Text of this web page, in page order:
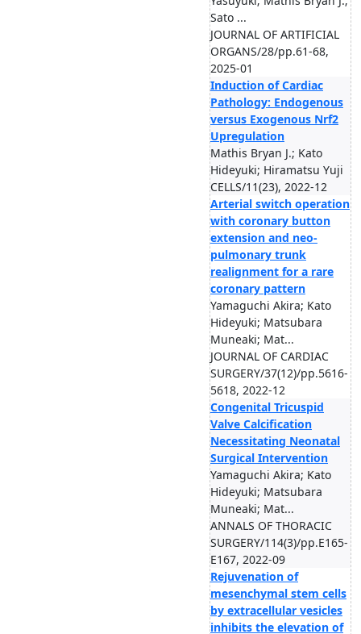
Sato ...
JOURNAL OF ARTIFICIAL
ORGANS/28/pp.61-68,
2025-01
Induction of Cardiac
Pathology: Endogenous
versus Exogenous Nrf2
Upregulation
Mathis Bryan J.; Kato
Hideyuki; Hiramatsu Yuji
CELLS/11(23), 2022-12
Arterial switch operation
with coronary button
extension and neo-
pulmonary trunk
realignment for a rare
coronary pattern
Yamaguchi Akira; Kato
Hideyuki; Matsubara
Muneaki; Mat...
JOURNAL OF CARDIAC
SURGERY/37(12)/pp.5616-
5618, 2022-12
Congenital Tricuspid
Valve Calcification
Necessitating Neonatal
Surgical Intervention
Yamaguchi Akira; Kato
Hideyuki; Matsubara
Muneaki; Mat...
ANNALS OF THORACIC
SURGERY/114(3)/pp.E165-
E167, 2022-09
Rejuvenation of
mesenchymal stem cells
by extracellular vesicles
inhibits the elevation of